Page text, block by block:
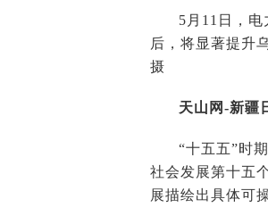
5月11日，
后，将显著提升
摄
天山网-新疆
“十五五”时
社会发展第十五
展描绘出具体可